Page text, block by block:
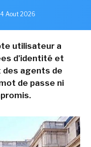
Aout 2026
utilisateur a
d'identité et
agents de
de passe ni